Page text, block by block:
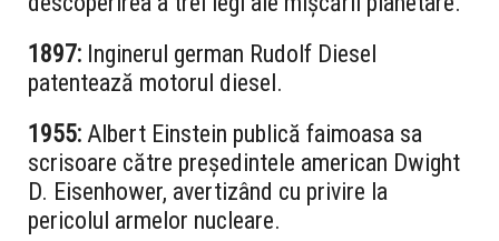
1897: Inginerul german Rudolf Diesel
patentează motorul diesel.
1955: Albert Einstein publică faimoasa sa
scrisoare către președintele american Dwight
D. Eisenhower, avertizând cu privire la
pericolul armelor nucleare.